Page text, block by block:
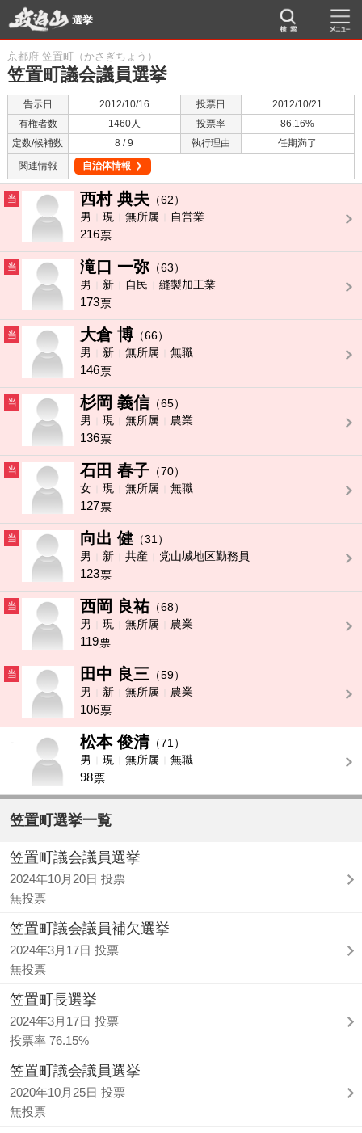
選挙
京都府 笠置町（かさぎちょう）
笠置町議会議員選挙
告示日 2012/10/16 投票日
2012/10/21
有権者数
1460人 投票率
86.16%
定数/候補数
8 / 9 執行理由
任期満了
関連情報
自治体情報
当 西村 典夫 （62）
男
現 無所属 自営業
216票
当 滝口 一弥 （63）
男
新 自民 縫製加工業
173票
当 大倉 博 （66）
男
新 無所属 無職
146票
当 杉岡 義信 （65）
男
現 無所属 農業
136票
当 石田 春子 （70）
女
現 無所属 無職
127票
当 向出 健 （31）
男
新 共産 党山城地区勤務員
123票
当 西岡 良祐（68）
男
現 無所属 農業
119票
当 田中 良三 （59）
男
新 無所属 農業
106票
松本 俊清（71）
男
現 無所属 無職
98票
笠置町選挙一覧
笠置町議会議員選挙
2024年10月20日 投票
無投票
笠置町議会議員補欠選挙
2024年3月17日 投票
無投票
笠置町長選挙
2024年3月17日 投票
投票率 76.15%
笠置町議会議員選挙
2020年10月25日 投票
無投票